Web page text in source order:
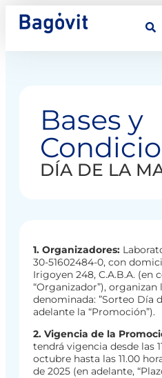
Bases y
DÍA DE LA
1. Organizadores:
30-51602484-0, con
Irigoyen 248, C.A.B.A. (en
“Organizador”),
denominada: ”Sorteo Día
adelante la “Promoción”).
2. Vigencia de la
tendrá vigencia desde las
octubre hasta las 11.00
de 2025 (en adelante,